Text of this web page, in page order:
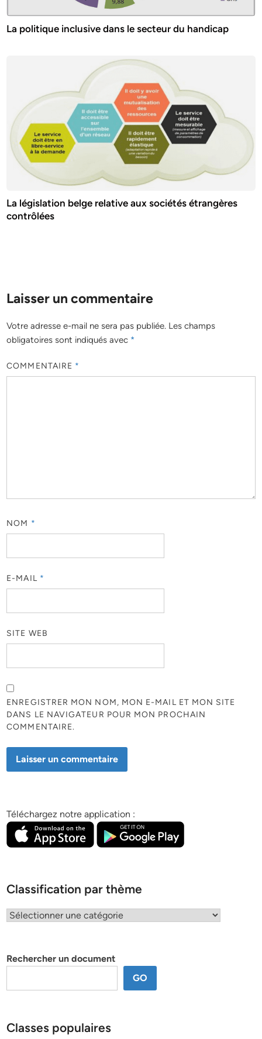
La politique inclusive dans le secteur du handicap
La législation belge relative aux sociétés étrangères
contrôlées
Laisser un commentaire
Votre adresse e-mail ne sera pas publiée. Les champs
obligatoires sont indiqués avec *
COMMENTAIRE *
NOM *
E-MAIL *
SITE WEB
ENREGISTRER MON NOM, MON E-MAIL ET MON SITE
DANS LE NAVIGATEUR POUR MON PROCHAIN
COMMENTAIRE.
Téléchargez notre application :
Classification par thème
Classification
Rechercher un document
GO
Classes populaires